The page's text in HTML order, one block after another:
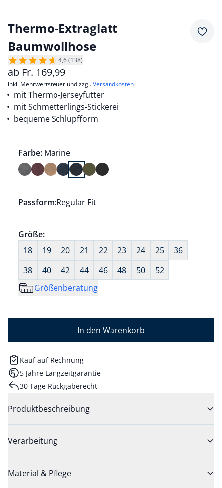
Thermo-Extraglatt
Baumwollhose
4,6 (138)
ab Fr. 169,99
inkl. Mehrwertsteuer und zzgl.Versandkosten
mit Thermo-Jerseyfutter
mit Schmetterlings-Stickerei
bequeme Schlupfform
Farbauswahl:
Farbe: aktuell ausgewählt:
Marine
Farbe Marine ausgewählt
Dieser Artikel hat die Passform Regular Fit. für
Passform:Regular Fit
Größenauswahl:
Größe:nichts ausgewählt
18
19 20 21 22 23 24 25
36
38
40 42 44 46 48 50
52
Größenberatung
In den Warenkorb
Kauf auf Rechnung
5 Jahre Langzeitgarantie
30 Tage Rückgaberecht
Produktbeschreibung
Verarbeitung
Material & Pflege